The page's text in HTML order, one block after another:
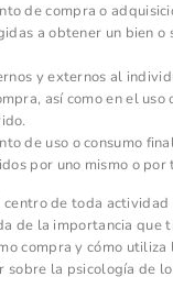
de compra o
a obtener un bien o
y externos al
así como en el uso
de uso o consumo
por uno mismo o por
centro de toda
de la importancia que
compra y cómo
sobre la psicología de